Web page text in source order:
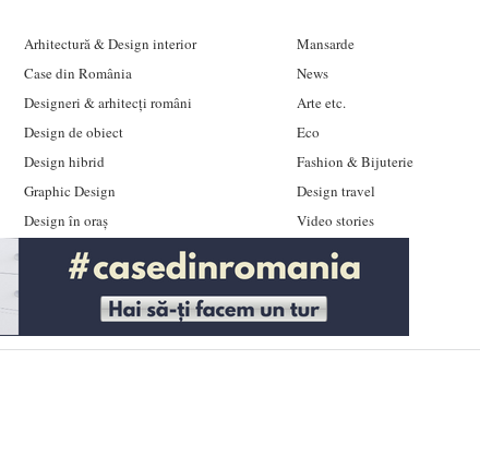
Arhitectură & Design interior
Case din România
Designeri & arhitecți români
Design de obiect
Design hibrid
Graphic Design
Design în oraș
Mansarde
News
Arte etc.
Eco
Fashion & Bijuterie
Design travel
Video stories